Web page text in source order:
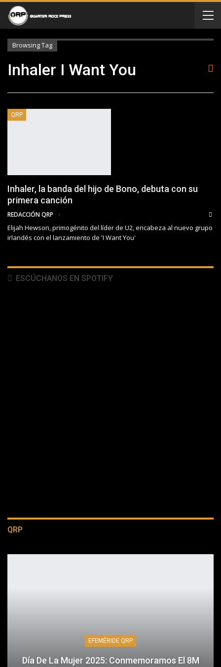
Browsing Tag
Inhaler I Want You
QRP
Inhaler, la banda del hijo de Bono, debuta con su
primera canción
REDACCIÓN QRP
Elijah Hewson, primogénito del líder de U2, encabeza al nuevo grupo
irlandés con el lanzamiento de 'I Want You'
ESCÚCHANOS EN SPOTIFY
QRP
EFEMÉRIDE QRP
Día De La Mujer 2025: Conmemoramos El 8M